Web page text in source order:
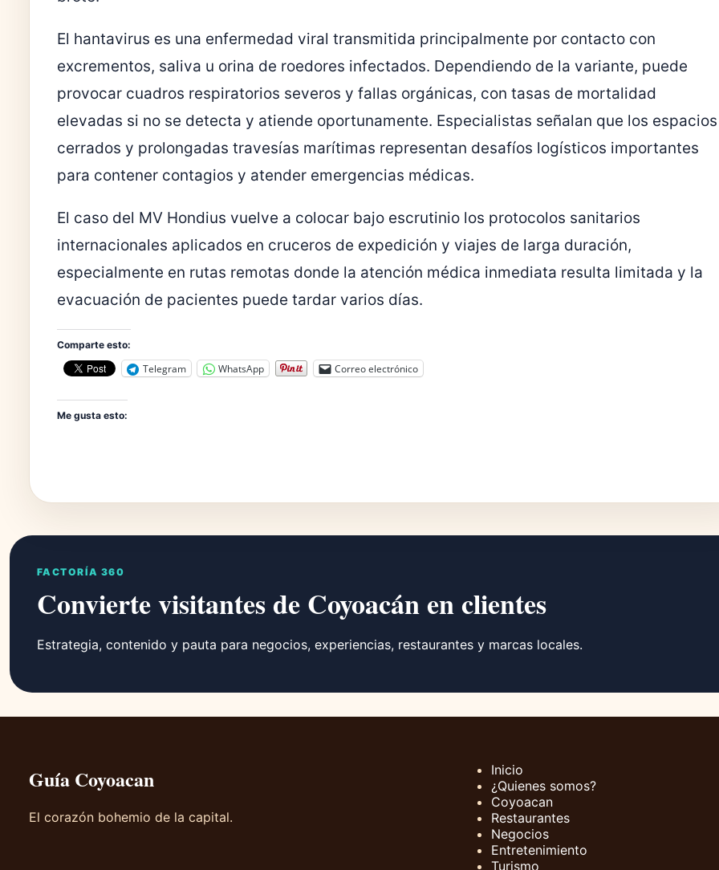
El hantavirus es una enfermedad viral transmitida principalmente por contacto con
excrementos, saliva u orina de roedores infectados. Dependiendo de la variante, puede
provocar cuadros respiratorios severos y fallas orgánicas, con tasas de mortalidad
elevadas si no se detecta y atiende oportunamente. Especialistas señalan que los espacios
cerrados y prolongadas travesías marítimas representan desafíos logísticos importantes
para contener contagios y atender emergencias médicas.
El caso del MV Hondius vuelve a colocar bajo escrutinio los protocolos sanitarios
internacionales aplicados en cruceros de expedición y viajes de larga duración,
especialmente en rutas remotas donde la atención médica inmediata resulta limitada y la
evacuación de pacientes puede tardar varios días.
Comparte esto:
Telegram WhatsApp Correo electrónico
Me gusta esto:
FACTORÍA 360
Convierte visitantes de Coyoacán en clientes
Estrategia, contenido y pauta para negocios, experiencias, restaurantes y marcas locales.
Guía Coyoacan
El corazón bohemio de la capital.
Inicio
¿Quienes somos?
Coyoacan
Restaurantes
Negocios
Entretenimiento
Turismo